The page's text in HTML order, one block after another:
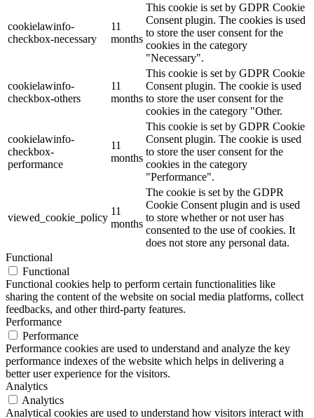
cookielawinfo-
checkbox-necessary
11
months
This cookie is set by GDPR Cookie
Consent plugin. The cookies is used
to store the user consent for the
cookies in the category
"Necessary".
cookielawinfo-
checkbox-others
11
months
This cookie is set by GDPR Cookie
Consent plugin. The cookie is used
to store the user consent for the
cookies in the category "Other.
cookielawinfo-
checkbox-
performance
11
months
This cookie is set by GDPR Cookie
Consent plugin. The cookie is used
to store the user consent for the
cookies in the category
"Performance".
viewed_cookie_policy
11
months
The cookie is set by the GDPR
Cookie Consent plugin and is used
to store whether or not user has
consented to the use of cookies. It
does not store any personal data.
Functional
Functional
Functional cookies help to perform certain functionalities like
sharing the content of the website on social media platforms, collect
feedbacks, and other third-party features.
Performance
Performance
Performance cookies are used to understand and analyze the key
performance indexes of the website which helps in delivering a
better user experience for the visitors.
Analytics
Analytics
Analytical cookies are used to understand how visitors interact with